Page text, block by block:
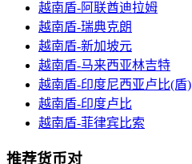
越南盾-阿联酋迪拉姆
越南盾-瑞典克朗
越南盾-新加坡元
越南盾-马来西亚林吉特
越南盾-印度尼西亚卢比(盾)
越南盾-印度卢比
越南盾-菲律宾比索
推荐货币对